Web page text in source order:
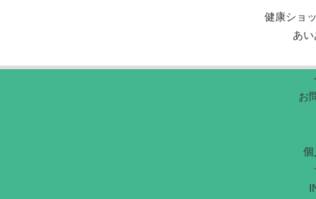
健康ショ
あ
お
個